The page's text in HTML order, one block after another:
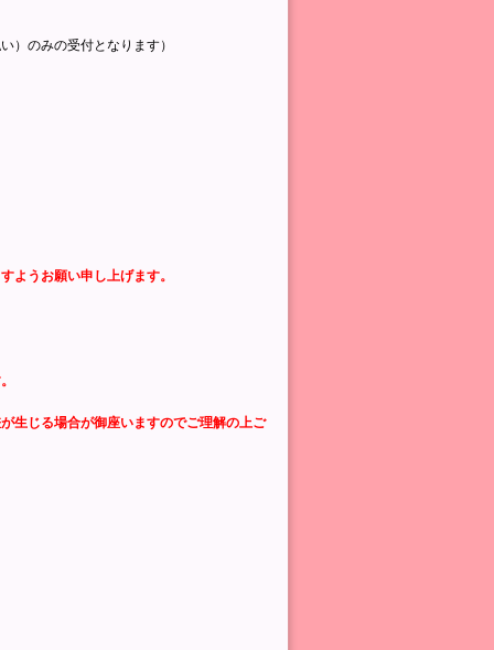
）のみの受付となります）
ようお願い申し上げます。
生じる場合が御座いますのでご理解の上ご